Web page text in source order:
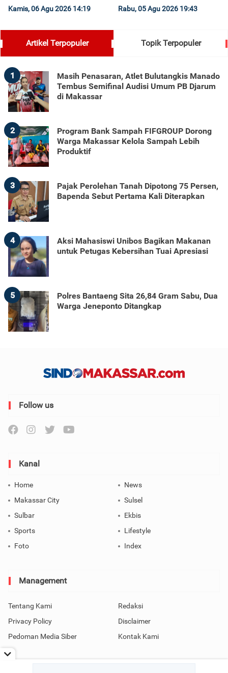
Kamis, 06 Agu 2026 14:19 Rabu, 05 Agu 2026 19:43
Artikel Terpopuler Topik Terpopuler
1
Masih Penasaran, Atlet Bulutangkis Manado
Tembus Semifinal Audisi Umum PB Djarum
di Makassar
2
Program Bank Sampah FIFGROUP Dorong
Warga Makassar Kelola Sampah Lebih
Produktif
3
Pajak Perolehan Tanah Dipotong 75 Persen,
Bapenda Sebut Pertama Kali Diterapkan
4
Aksi Mahasiswi Unibos Bagikan Makanan
untuk Petugas Kebersihan Tuai Apresiasi
5
Polres Bantaeng Sita 26,84 Gram Sabu, Dua
Warga Jeneponto Ditangkap
Follow us
Kanal
Home
News
Makassar City
Sulsel
Sulbar
Ekbis
Sports
Lifestyle
Foto
Index
Management
Tentang Kami
Redaksi
Privacy Policy
Disclaimer
Pedoman Media Siber
Kontak Kami